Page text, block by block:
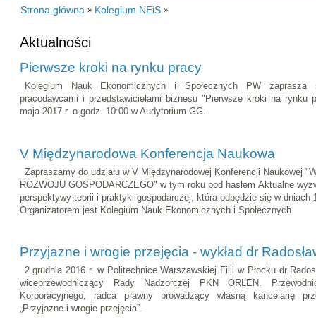
Strona główna » Kolegium NEiS »
Aktualności
Pierwsze kroki na rynku pracy
Kolegium Nauk Ekonomicznych i Społecznych PW
pracodawcami i przedstawicielami biznesu "Pierwsze kroki na rynku
maja 2017 r. o godz. 10:00 w Audytorium GG.
V Międzynarodowa Konferencja Naukowa
Zapraszamy do udziału w V Międzynarodowej Konferencji Naukowej
ROZWOJU GOSPODARCZEGO" w tym roku pod hasłem Aktualne
perspektywy teorii i praktyki gospodarczej, która odbędzie się w dniach
Organizatorem jest Kolegium Nauk Ekonomicznych i Społecznych.
Przyjazne i wrogie przejęcia - wykład dr
2 grudnia 2016 r. w Politechnice Warszawskiej Filii w Płocku dr
wiceprzewodniczący Rady Nadzorczej PKN ORLEN.
Korporacyjnego, radca prawny prowadzący własną kancelarię
„Przyjazne i wrogie przejęcia”.